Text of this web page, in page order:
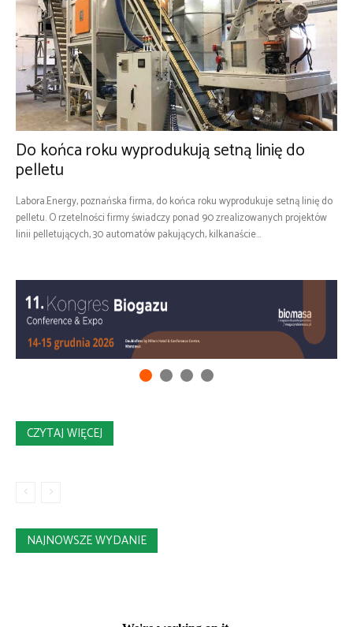
Do końca roku wyprodukują setną linię do
pelletu
Labora.Energy, poznańska firma, do końca roku wyprodukuje setną linię do
pelletu. O rzetelności firmy świadczy ponad 90 zrealizowanych projektów
linii pelletujących, 30 automatów pakujących, kilkanaście...
CZYTAJ WIĘCEJ
NAJNOWSZE WYDANIE